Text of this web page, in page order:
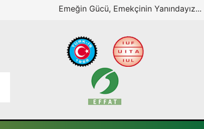
Emeğin Gücü, Emekçinin Yanındayız...